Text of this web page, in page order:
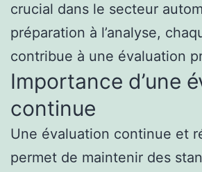
crucial dans le secteur
préparation à l’analyse,
contribue à une évaluation
Importance d’une
continue
Une évaluation continue et
permet de maintenir des